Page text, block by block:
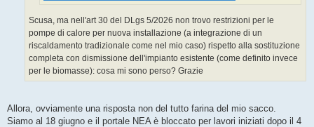
Scusa, ma nell'art 30 del DLgs 5/2026 non trovo restrizioni per le
pompe di calore per nuova installazione (a integrazione di un
riscaldamento tradizionale come nel mio caso) rispetto alla sostituzione
completa con dismissione dell'impianto esistente (come definito invece
per le biomasse): cosa mi sono perso? Grazie
Allora, ovviamente una risposta non del tutto farina del mio sacco.
Siamo al 18 giugno e il portale NEA è bloccato per lavori iniziati dopo il 4